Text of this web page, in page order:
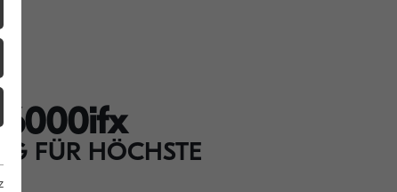
FÜR HÖCHSTE